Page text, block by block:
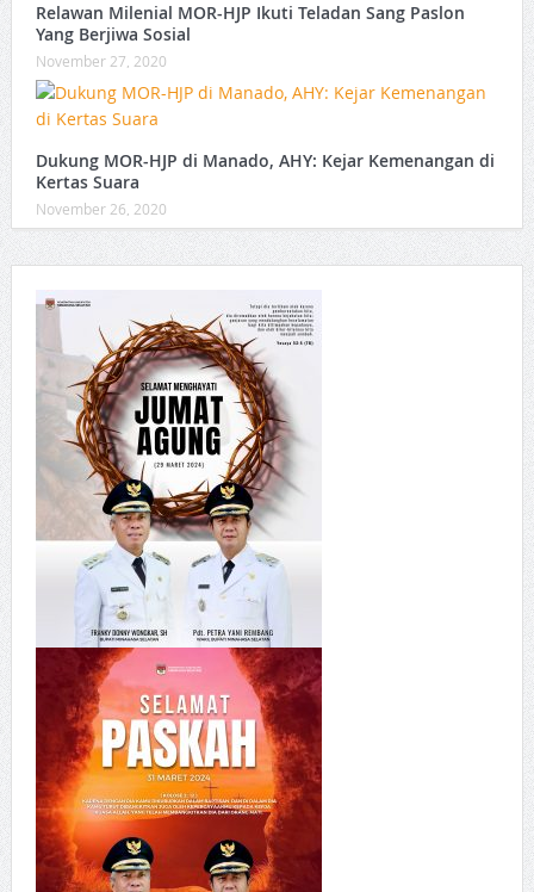
Relawan Milenial MOR-HJP Ikuti Teladan Sang Paslon
Yang Berjiwa Sosial
November 27, 2020
Dukung MOR-HJP di Manado, AHY: Kejar Kemenangan di
Kertas Suara
November 26, 2020